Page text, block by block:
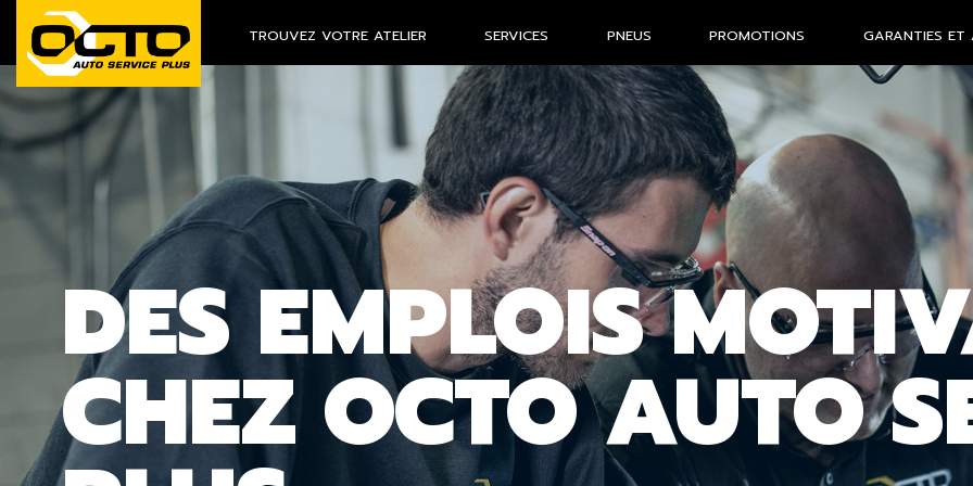
TROUVEZ VOTRE ATELIER SERVICES PNEUS PROMOTIONS GARANTIES ET
DES EMPLOIS
CHEZ OCTO AUTO